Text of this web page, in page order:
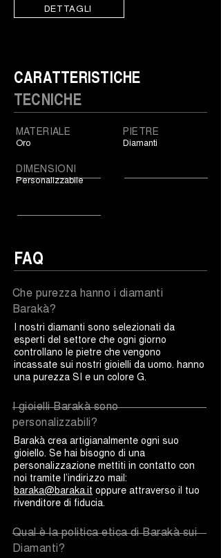
DETTAGLI
CARATTERISTICHE
TECNICHE
MATERIALE
Oro
DIMENSIONI
Personalizzabile
PIETRE
Diamanti
FAQ
Che purezza hanno i diamanti
Barakà?
I nostri diamanti sono selezionati da
esperti del settore che ogni giorno
controllano le pietre che vengono
incassate sui nostri gioielli da uomo. hanno
una purezza SI e un colore G.
I gioielli Barakà sono
personalizzabili?
Barakà crea artigianalmente ogni suo
gioiello. Se hai bisogno di una
personalizzazione mettiti in contatto con
noi tramite l’indirizzo mail:
baraka@baraka.it oppure attraverso il tuo
rivenditore di fiducia.
Qual è la politica etica di Barakà sui
Diamanti?